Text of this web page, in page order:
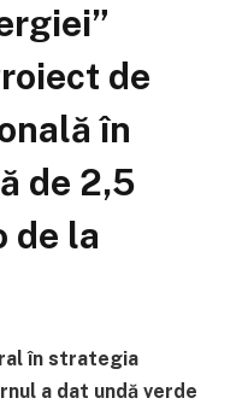
de
în
de 2,5
de la
în strategia
a dat undă verde